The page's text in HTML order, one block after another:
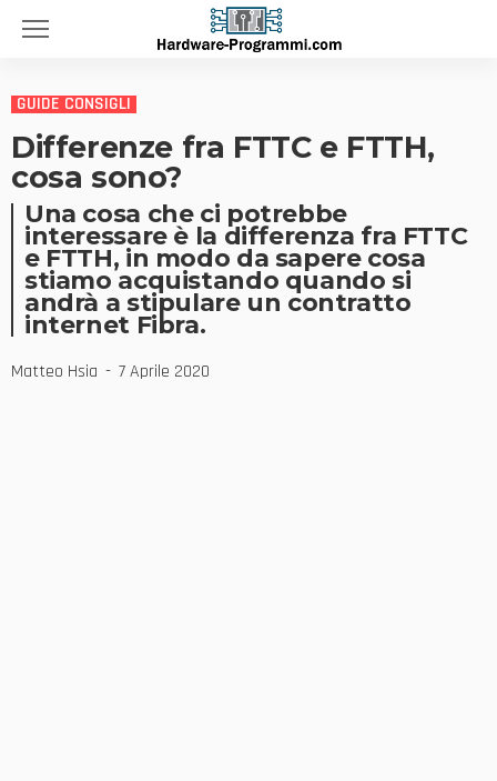
GUIDE CONSIGLI
Differenze fra FTTC e FTTH,
cosa sono?
Una cosa che ci potrebbe
interessare è la differenza fra FTTC
e FTTH, in modo da sapere cosa
stiamo acquistando quando si
andrà a stipulare un contratto
internet Fibra.
Matteo Hsia 7 Aprile 2020